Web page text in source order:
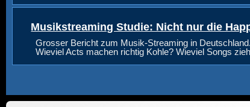
Musikstreaming Studie: Nicht nur die
Grosser Bericht zum Musik-Streaming in
Wieviel Acts machen richtig Kohle? Wieviel Songs